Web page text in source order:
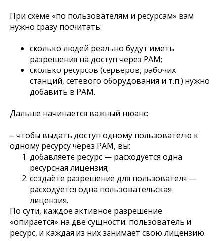
При схеме «по пользователям и ресурсам» вам
нужно сразу посчитать:
сколько людей реально будут иметь
разрешения на доступ через PAM;
сколько ресурсов (серверов, рабочих
станций, сетевого оборудования и т.п.) нужно
добавить в PAM.
Дальше начинается важный нюанс:
– чтобы выдать доступ одному пользователю к
одному ресурсу через PAM, вы:
добавляете ресурс — расходуется одна
ресурсная лицензия;
создаёте разрешение для пользователя —
расходуется одна пользовательская
лицензия.
По сути, каждое активное разрешение
«опирается» на две сущности: пользователь и
ресурс, и каждая из них занимает свою лицензию.